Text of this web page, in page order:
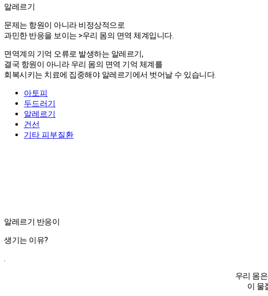
알레르기
알레르기
문제는 항원이 아니라 비정상적으로
과민한 반응을 보이는 >우리 몸의 면역 체계입니다.
면역계의 기억 오류로 발생하는 알레르기,
결국 항원이 아니라 우리 몸의 면역 기억 체계를
회복시키는 치료에 집중해야 알레르기에서 벗어날 수 있습니다.
아토피
두드러기
알레르기
건선
기타 피부질환
알레르기 반응이
생기는 이유?
.
우리 몸
이 물